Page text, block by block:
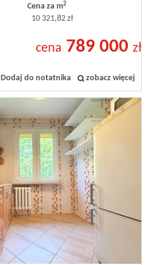
Cena za m2
10 321,82 zł
cena 789 000 zł
Dodaj do notatnika zobacz więcej